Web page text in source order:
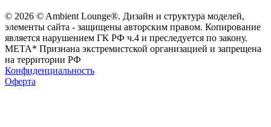
© 2026 © Ambient Lounge®. Дизайн и структура моделей,
элементы сайта - защищены авторским правом. Копирование
является нарушением ГК РФ ч.4 и преследуется по закону.
МЕТА* Признана экстремистской организацией и запрещена
на территории РФ
Конфиденциальность
Оферта